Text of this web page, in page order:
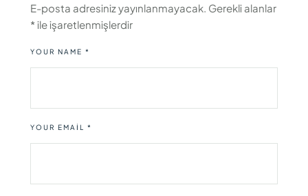
E-posta adresiniz yayınlanmayacak. Gerekli alanlar
* ile işaretlenmişlerdir
YOUR NAME *
YOUR EMAIL *